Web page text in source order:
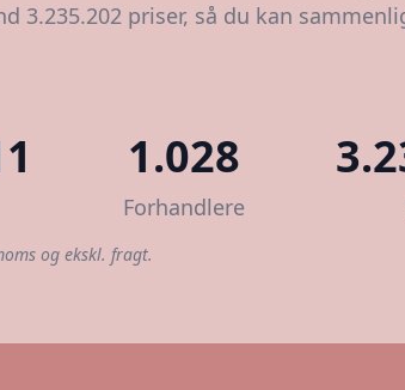
3.235.202 priser, så du kan
1.028
Forhandlere
og ekskl. fragt.